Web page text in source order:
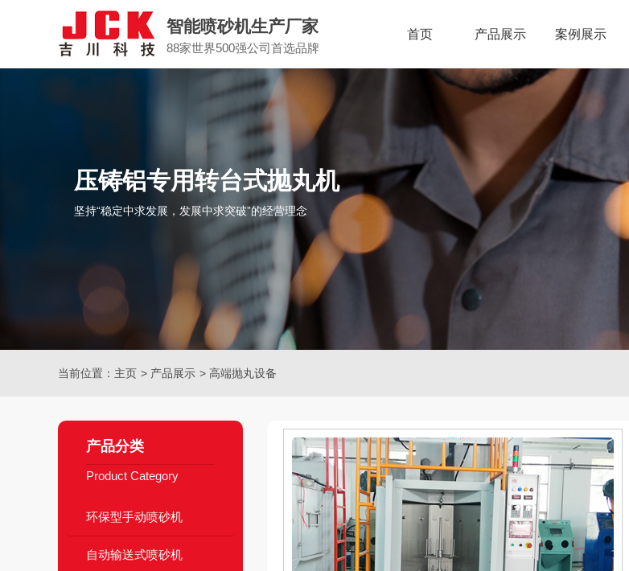
智能喷砂机生产厂家
88家世界500强公司首选品牌
首页 产品展示 案例展示
压铸铝专用转台式抛丸机
坚持“稳定中求发展，发展中求突破”的经营理念
当前位置： 主页 > 产品展示 > 高端抛丸设备
产品分类
Product Category
环保型手动喷砂机
自动输送式喷砂机